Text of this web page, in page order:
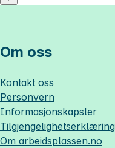
Om oss
Kontakt oss
Personvern
Informasjonskapsler
Tilgjengelighetserklæring
Om arbeidsplassen.no